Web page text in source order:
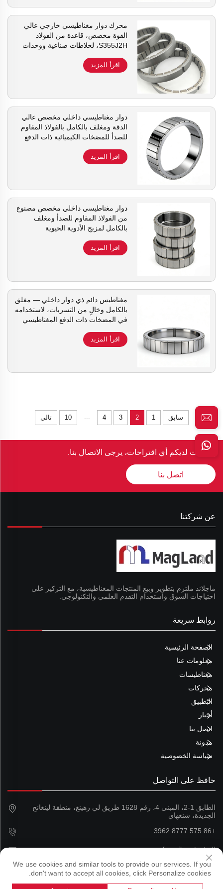
محرك دوار مغناطيسي خارجي عالي
القوة مخصص، قاعدة من الفولاذ
S355J2H، لخلاطات صناعية ووحدات
اقرأ المزيد
دوار مغناطيسي داخلي مخصص عالي
الدقة ومغلف بالكامل بالفولاذ المقاوم
للصدأ للمضخات الكيميائية ذات الدفع
اقرأ المزيد
دوار مغناطيسي داخلي مخصص مصنوع
من الفولاذ المقاوم للصدأ ومغلف
بالكامل لمزيج الأدوية الحيوية
المغناطيسي
اقرأ المزيد
مغناطيس دائم ذي دوار داخلي — مغلق
بالكامل وخالٍ من التسربات، لاستخدامه
في المضخات ذات الدفع المغناطيسي
اقرأ المزيد
سابق 1
2
3
4
...
10 تالي
إذا كانت لديكم أي اقتراحات، يرجى الاتصال بنا.
اتصل بنا
عن شركتنا
ماجلاند ملتزم بتطوير وبيع المنتجات المغناطيسية، مع التركيز على
احتياجات السوق واستخدام التقدم العلمي والتكنولوجي.
روابط سريعة
الصفحة الرئيسية
معلومات عنا
مغناطيسات
محركات
التطبيق
أخبار
اتصل بنا
مدونة
سياسة الخصوصية
حافظ على التواصل
الطابق 1-2، المبنى 4، رقم 1628 طريق لي زهينغ، منطقة لينغانج
الجديدة، شنغهاي
+86 575 8777 3962
[email protected]
We use cookies and similar tools to provide our services. If you
don't want to accept all cookies, click Personalize cookies.